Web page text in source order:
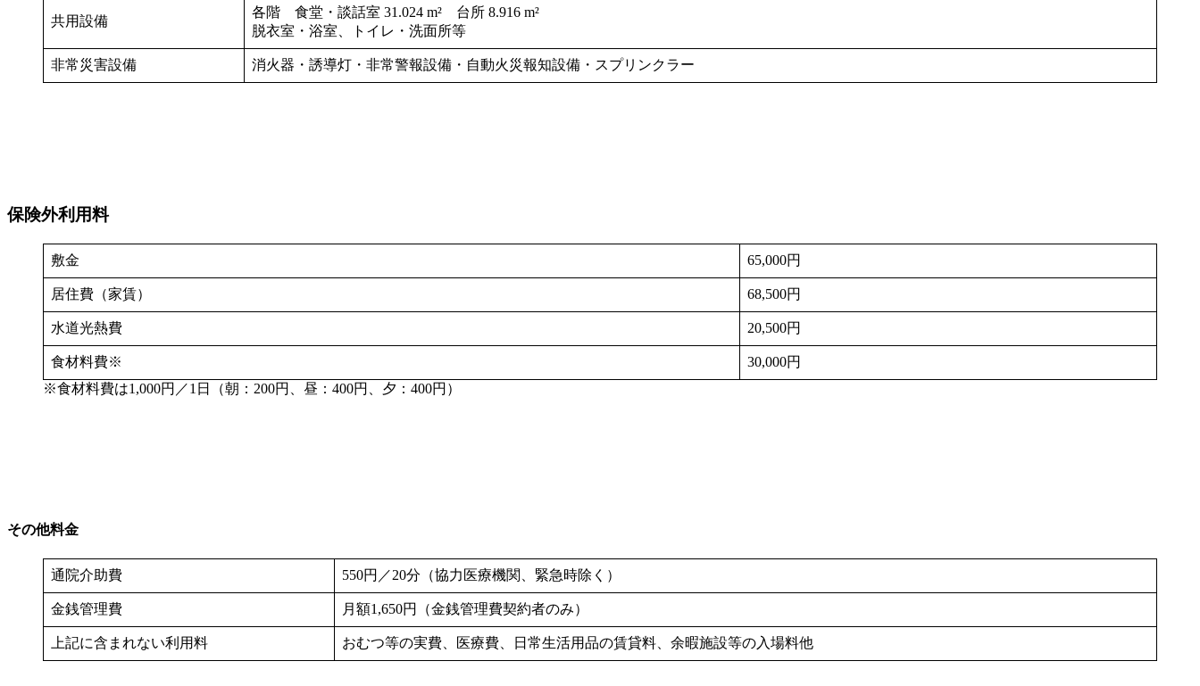
共用設備
各階 食堂・談話室 31.024 m² 台所 8.916 m²
脱衣室・浴室、トイレ・洗面所等
非常災害設備 消火器・誘導灯・非常警報設備・自動火災報知設備・スプリンクラー
保険外利用料
敷金 65,000円
居住費（家賃） 68,500円
水道光熱費 20,500円
食材料費※
30,000円
※食材料費は1,000円／1日（朝：200円、昼：400円、夕：400円）
その他料金
通院介助費 550円／20分（協力医療機関、緊急時除く）
金銭管理費 月額1,650円（金銭管理費契約者のみ）
上記に含まれない利用料 おむつ等の実費、医療費、日常生活用品の賃貸料、余暇施設等の入場料他